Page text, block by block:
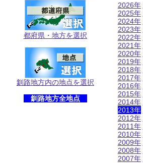
都府県・地方を選択
釧路地方内の地点を選択
釧路地方全地点
2026年
2025年
2024年
2023年
2022年
2021年
2020年
2019年
2018年
2017年
2016年
2015年
2014年
2013年
2012年
2011年
2010年
2009年
2008年
2007年